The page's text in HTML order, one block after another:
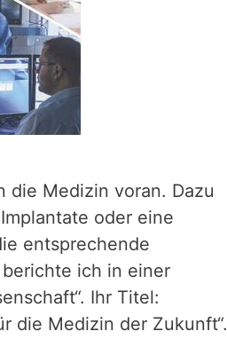
die Medizin voran. Dazu
oder eine
entsprechende
ich in einer
Ihr Titel:
die Medizin der Zukunft“.